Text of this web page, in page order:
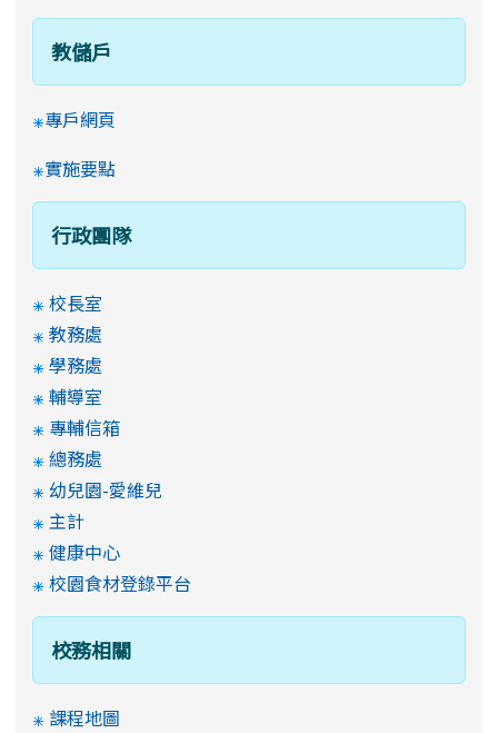
教儲戶
專戶網頁
實施要點
行政團隊
校長室
教務處
學務處
輔導室
專輔信箱
總務處
幼兒園-愛維兒
主計
健康中心
校園食材登錄平台
校務相關
課程地圖